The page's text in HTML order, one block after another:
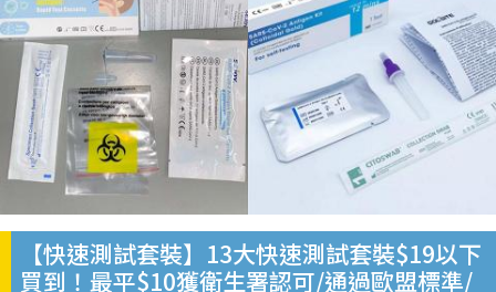
【快速測試套裝】13大快速測試套裝$19以下
買到！最平$10獲衛生署認可/通過歐盟標準/